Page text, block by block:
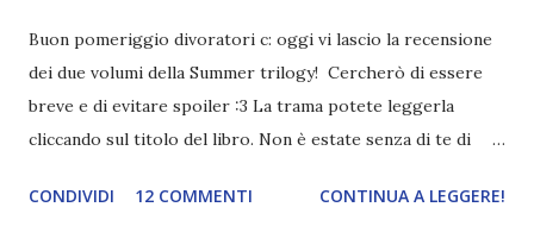
Buon pomeriggio divoratori c: oggi vi lascio la recensione
dei due volumi della Summer trilogy! Cercherò di essere
breve e di evitare spoiler :3 La trama potete leggerla
cliccando sul titolo del libro. Non è estate senza di te di
Piemme. Il primo volume di questa trilogia stranamente mi
CONDIVIDI 12 COMMENTI CONTINUA A LEGGERE!